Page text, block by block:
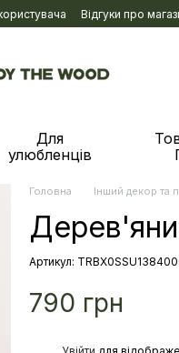
Відгуки про
Для
улюбленців
Головна Інший декор та
Артикул:
790 грн
Увійти для